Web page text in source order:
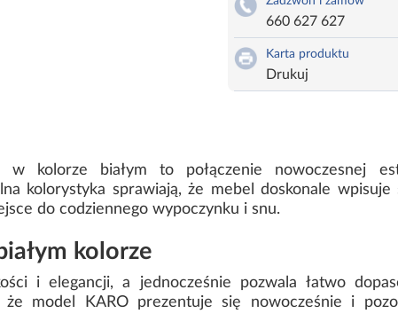
660 627 627
Karta produktu
Drukuj
w kolorze białym to połączenie nowoczesnej
kolorystyka sprawiają, że mebel doskonale
do codziennego wypoczynku i snu.
kolorze
i elegancji, a jednocześnie pozwala łatwo
że model KARO prezentuje się nowocześnie i